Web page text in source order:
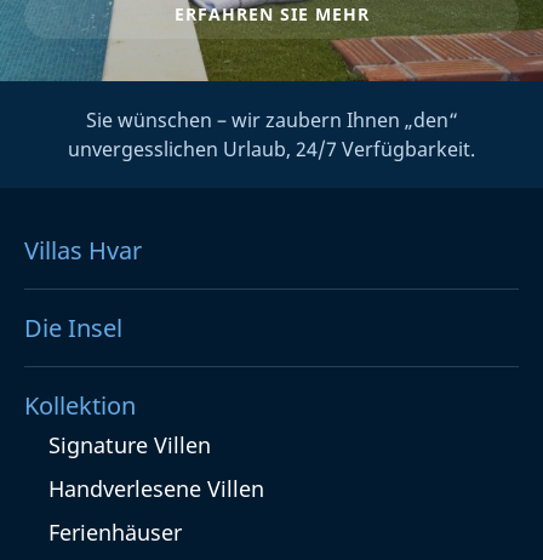
ERFAHREN SIE MEHR
Sie wünschen – wir zaubern Ihnen „den“
unvergesslichen Urlaub, 24/7 Verfügbarkeit.
Villas Hvar
Die Insel
Kollektion
Signature Villen
Handverlesene Villen
Ferienhäuser